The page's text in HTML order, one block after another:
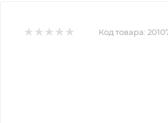
Код товара: